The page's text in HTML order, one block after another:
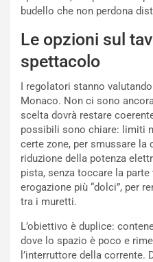
budello che non perdona
Le opzioni sul
spettacolo
I regolatori stanno
Monaco. Non ci sono
scelta dovrà restare
possibili sono chiare: limiti
certe zone, per smussare la
riduzione della potenza
pista, senza toccare la
erogazione più “dolci”, per
tra i muretti.
L’obiettivo è duplice:
dove lo spazio è poco e
l’interruttore della corrente.
a
C
m
p
u
o
d
a
u
n
S
U
V
E
B
h
a
n
a
F
A
S
m
e
n